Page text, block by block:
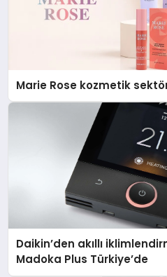
Marie Rose kozmetik
Daikin’den akıllı
Madoka Plus Türkiye’de